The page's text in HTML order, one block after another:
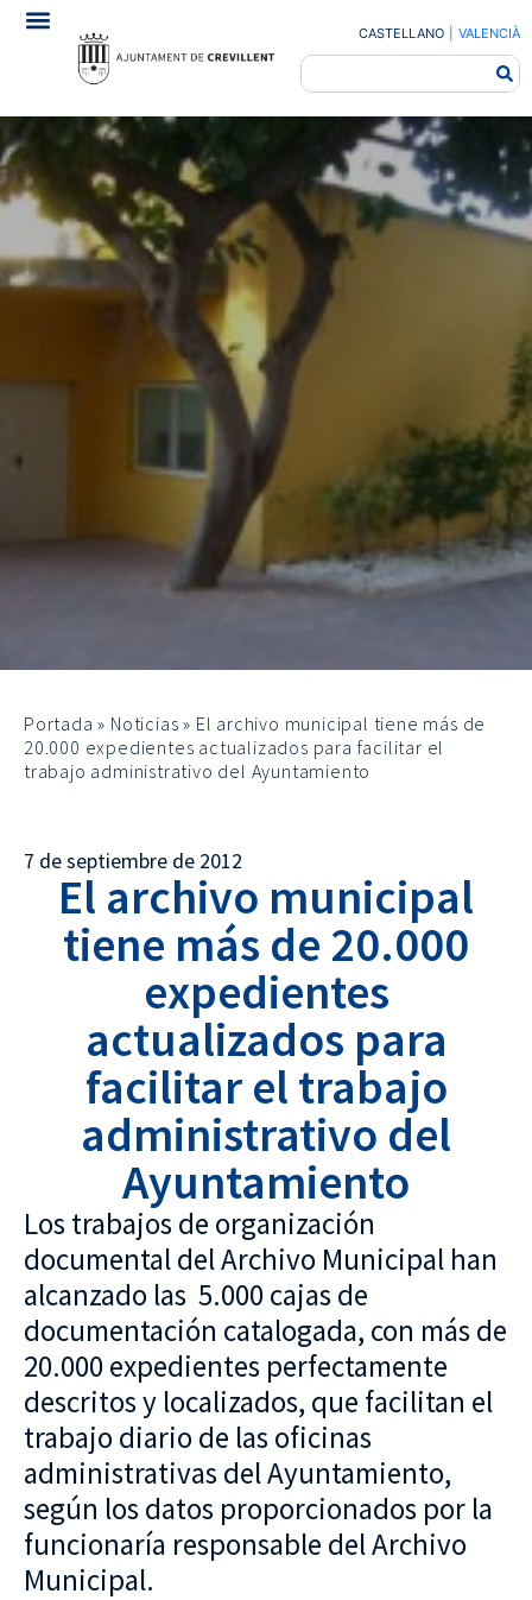
CASTELLANO VALENCIÀ
Portada » Noticias » El archivo municipal tiene más de
20.000 expedientes actualizados para facilitar el
trabajo administrativo del Ayuntamiento
7 de septiembre de 2012
El archivo municipal
tiene más de 20.000
expedientes
actualizados para
facilitar el trabajo
administrativo del
Ayuntamiento
Los trabajos de organización
documental del Archivo Municipal han
alcanzado las 5.000 cajas de
documentación catalogada, con más de
20.000 expedientes perfectamente
descritos y localizados, que facilitan el
trabajo diario de las oficinas
administrativas del Ayuntamiento,
según los datos proporcionados por la
funcionaría responsable del Archivo
Municipal.